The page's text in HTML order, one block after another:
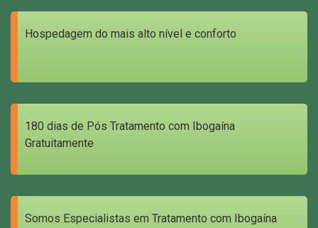
Hospedagem do mais alto nível e conforto
180 dias de Pós Tratamento com Ibogaína
Gratuitamente
Somos Especialistas em Tratamento com Ibogaína